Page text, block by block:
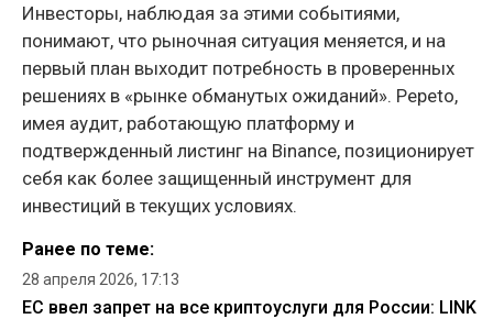
Инвесторы, наблюдая за этими событиями,
понимают, что рыночная ситуация меняется, и на
первый план выходит потребность в проверенных
решениях в «рынке обманутых ожиданий». Pepeto,
имея аудит, работающую платформу и
подтвержденный листинг на Binance, позиционирует
себя как более защищенный инструмент для
инвестиций в текущих условиях.
Ранее по теме:
28 апреля 2026, 17:13
ЕС ввел запрет на все криптоуслуги для России: LINK